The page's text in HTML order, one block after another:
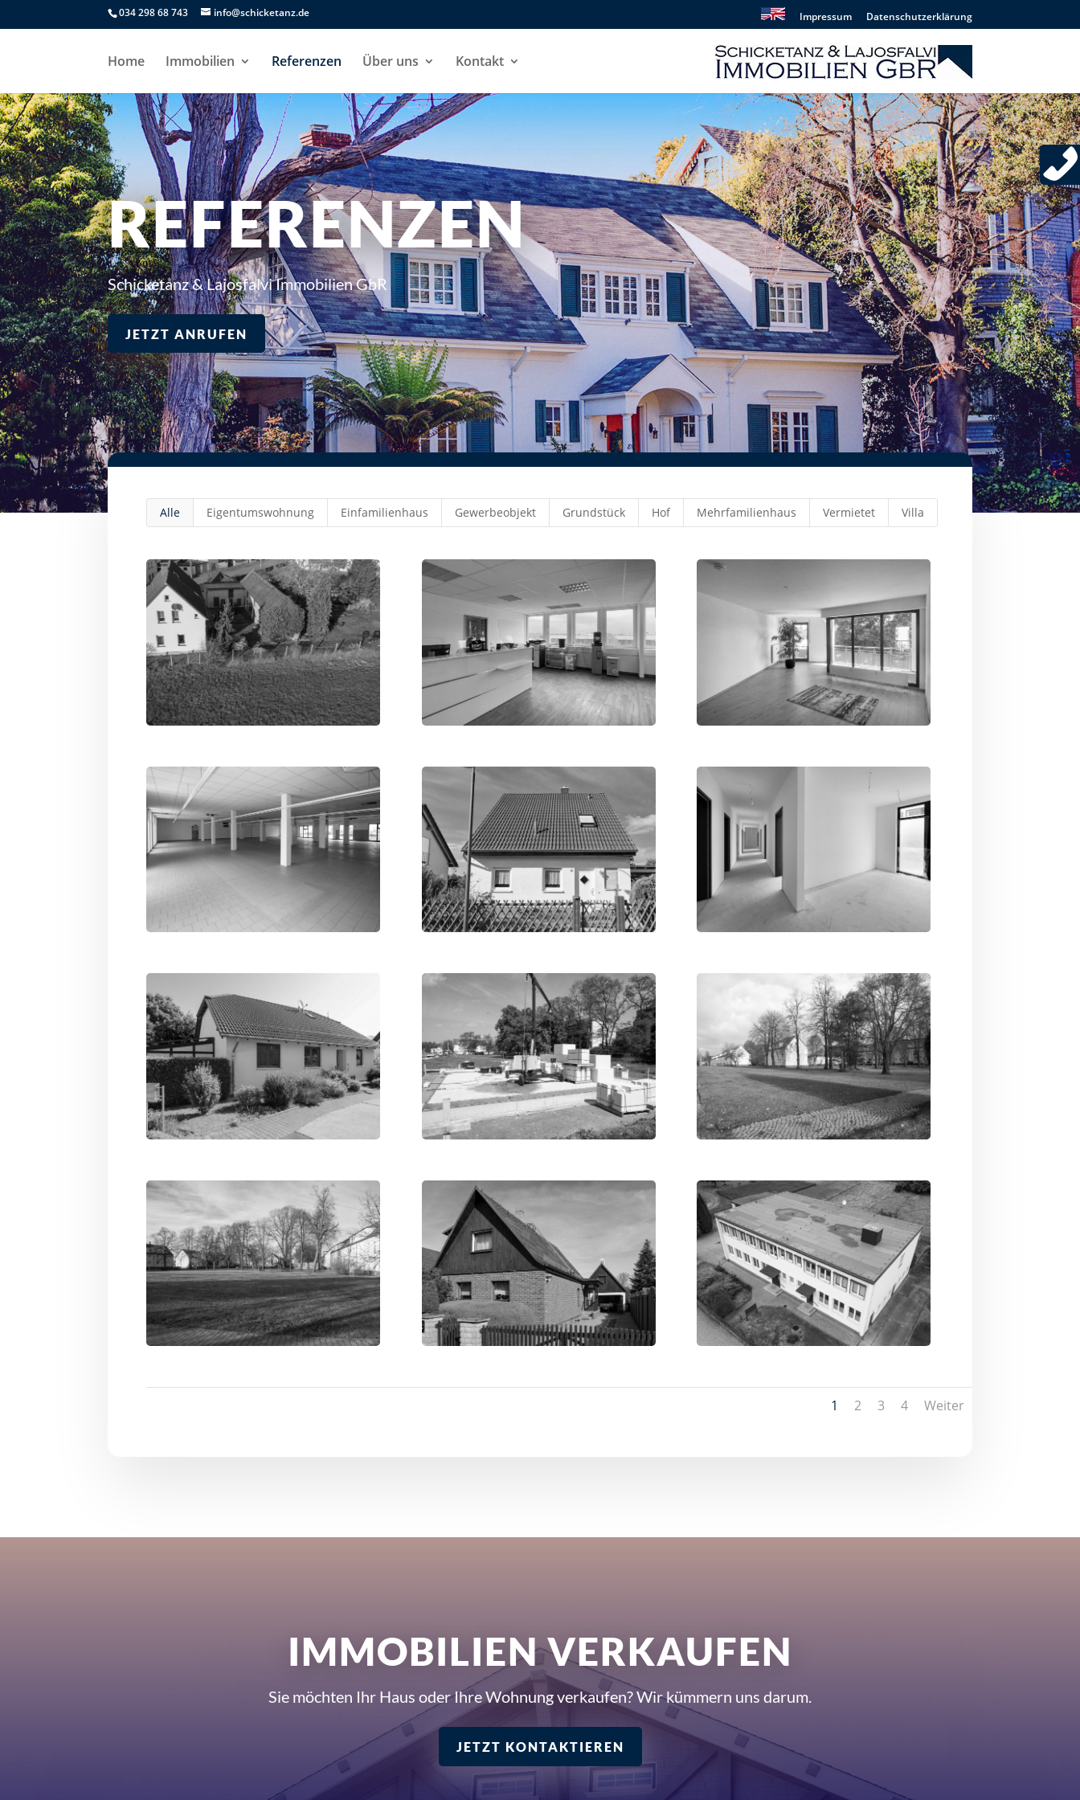
034 298 68 743 info@schicketanz.de Impressum Datenschutzerklärung
Home Immobilien Referenzen Über uns Kontakt
REFERENZEN
Schicketanz & Lajosfalvi Immobilien GbR
JETZT ANRUFEN
Alle Eigentumswohnung Einfamilienhaus Gewerbeobjekt Grundstück Hof Mehrfamilienhaus Vermietet Villa
1 2 3 4 Weiter
IMMOBILIEN VERKAUFEN
Sie möchten Ihr Haus oder Ihre Wohnung verkaufen? Wir kümmern uns darum.
JETZT KONTAKTIEREN